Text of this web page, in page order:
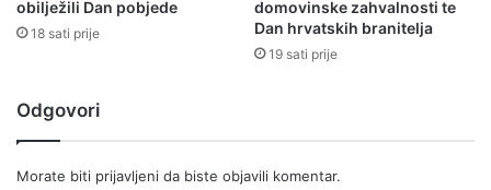
obilježili Dan pobjede
18 sati prije
domovinske zahvalnosti te
Dan hrvatskih branitelja
19 sati prije
Odgovori
Morate biti prijavljeni da biste objavili komentar.